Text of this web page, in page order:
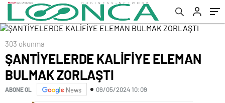
303 okunma
ŞANTİYELERDE KALİFİYE ELEMAN
BULMAK ZORLAŞTI
ABONE OL News 09/05/2024 10:09